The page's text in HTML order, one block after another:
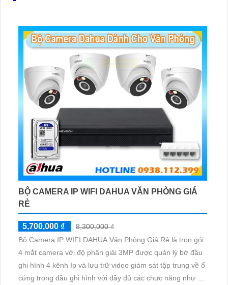
BỘ CAMERA IP WIFI DAHUA VĂN PHÒNG GIÁ
RẺ
5,700,000 ₫
8,300,000 ₫
Bộ Camera IP WIFI DAHUA Văn Phòng Giá Rẻ là trọn gói
4 mắt camera với độ phân giải 3MP được quản lý bở đầu
ghi hình 4 kênh Ip và lưu trữ video giám sát tập trung về ổ
cứng trong đầu ghi hình với đầy đủ các chưc năng như AI